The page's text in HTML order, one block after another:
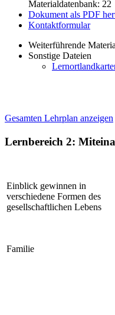
Materialdatenbank: 22
Dokument als PDF
Kontaktformular
Weiterführende
Sonstige Dateien
Gesamten Lehrplan anzeigen
Lernbereich 2:
Einblick gewinnen in
verschiedene Formen des
gesellschaftlichen Lebens
Familie